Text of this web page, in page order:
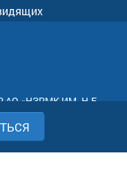
АО «НЗРМК ИМ. Н.Е.